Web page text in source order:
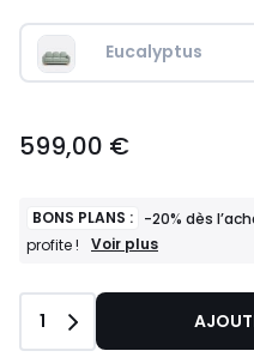
Eucalyptus
€.
599,00 €
BONS PLANS : -20% dès
profite !
BONS
-20%
l’achat
Voir plus
Quantité
1